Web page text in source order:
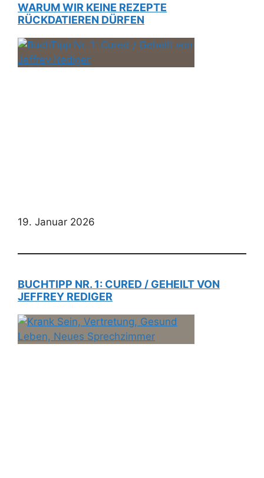
WARUM WIR KEINE REZEPTE
RÜCKDATIEREN DÜRFEN
19. Januar 2026
BUCHTIPP NR. 1: CURED / GEHEILT VON
JEFFREY REDIGER